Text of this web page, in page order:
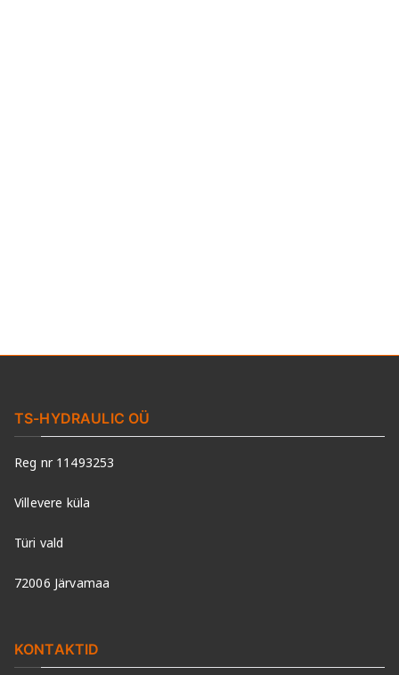
TS-HYDRAULIC OÜ
Reg nr 11493253
Villevere küla
Türi vald
72006 Järvamaa
KONTAKTID